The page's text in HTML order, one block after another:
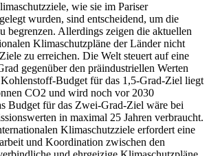
wie sie im Pariser
wurden, sind entscheidend, um die
begrenzen. Allerdings zeigen die aktuellen
Klimaschutzpläne der Länder nicht
zu erreichen. Die Welt steuert auf eine
gegenüber den präindustriellen Werten
Budget für das 1,5-Grad-Ziel liegt
CO2 und wird noch vor 2030
Budget für das Zwei-Grad-Ziel wäre bei
in maximal 25 Jahren verbraucht.
Klimaschutzziele erfordert eine
und Koordination zwischen den